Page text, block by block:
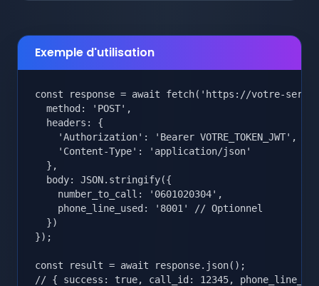
Exemple d'utilisation
const response = await fetch('https://votre-
  method: 'POST',
  headers: {
    'Authorization': 'Bearer VOTRE_TOKEN_JWT',
    'Content-Type': 'application/json'
  },
  body: JSON.stringify({
    number_to_call: '0601020304',
    phone_line_used: '8001' // Optionnel
  })
});
const result = await response.json();
// { success: true, call_id: 12345,